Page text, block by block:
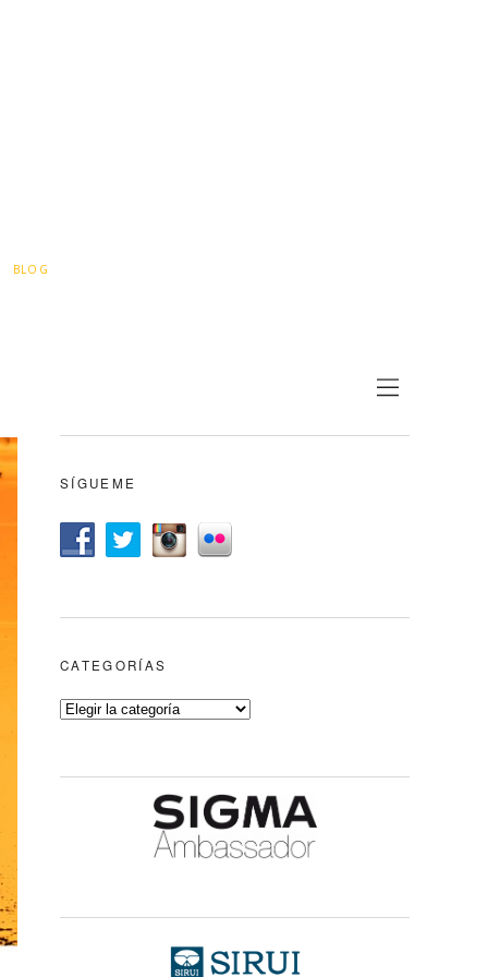
BLOG
SÍGUEME
CATEGORÍAS